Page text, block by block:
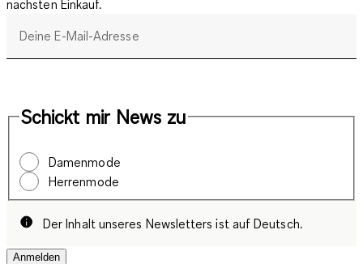
nächsten Einkauf.
Deine E-Mail-Adresse
Schickt mir News zu
Damenmode
Herrenmode
Der Inhalt unseres Newsletters ist auf Deutsch.
Anmelden